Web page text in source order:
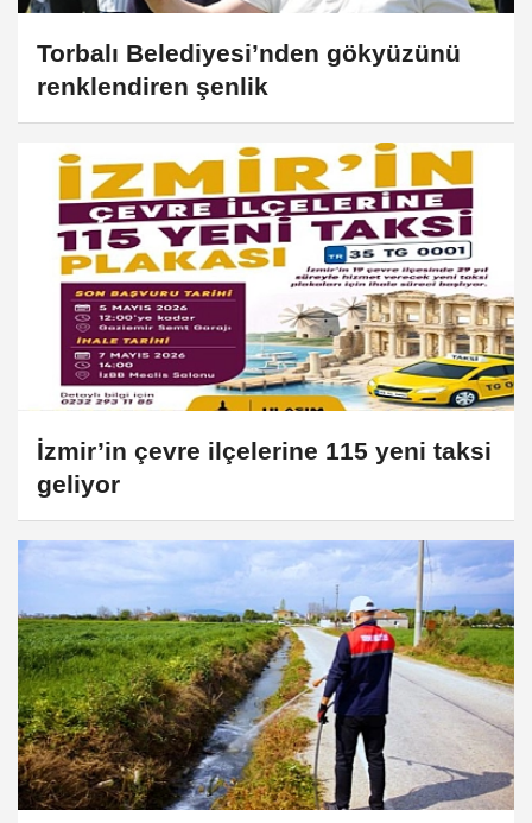
Torbalı Belediyesi’nden gökyüzünü
renklendiren şenlik
İzmir’in çevre ilçelerine 115 yeni taksi
geliyor